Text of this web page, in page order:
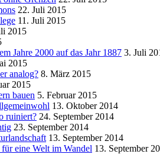
22. Juli 2015
11. Juli 2015
2015
Jahre 2000 auf das Jahr 1887 3. Juli
2015
analog? 8. März 2015
2015
bauen 5. Februar 2015
13. Oktober 2014
ruiniert? 24. September 2014
23. September 2014
13. September 2014
eine Welt im Wandel 13. September